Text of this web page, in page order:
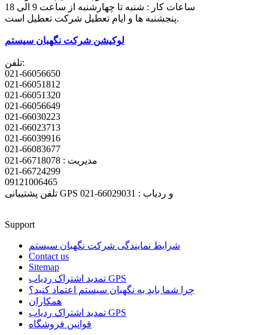
پنجشنبه ها و ایام تعطیل شرکت تعطیل است.
لوکیشن شرکت نگهبان سیستم
تلفن:
021-66056650
021-66051812
021-66051320
021-66056649
021-66030223
021-66023713
021-66039916
021-66083677
مدیریت : 66718078-021
021-66724299
09121006465
تلفن پشتیبانی GPS و ردیاب : 66029031-021
Support
شرایط نمایندگی شرکت نگهبان سیستم
Contact us
Sitemap
تمدید اشتراک ردیاب GPS
چرا شما باید به نگهبان سیستم اعتماد کنید؟
همکاران
تمدید اشتراک ردیاب GPS
قوانین فروشگاه